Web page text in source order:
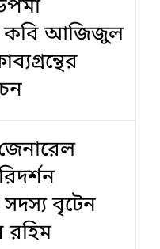
কবি আজিজুল
বৃটেন
রহিম